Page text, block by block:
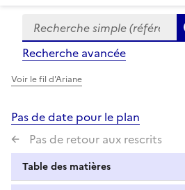
Formulaire
de
recherche
Recherche simple
Recherche avancée
Voir le fil d'Ariane
Pas de date pour le plan
Pas de retour aux rescrits
Table des matières